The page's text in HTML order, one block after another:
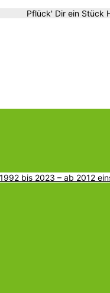
Pflück' Dir ein Stück
bis 2023 – ab 2012